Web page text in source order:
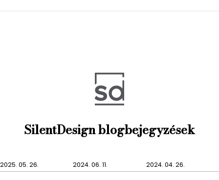
bögre. Anyagának és díszes külsejének
SilentDesign blogbejegyzések
2025. 05. 26. 2024. 06. 11. 2024. 04. 26.